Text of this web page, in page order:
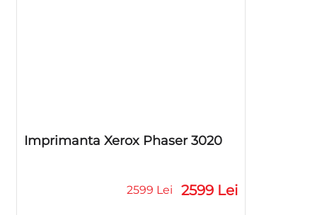
Imprimanta Xerox Phaser 3020
2599 Lei 2599 Lei